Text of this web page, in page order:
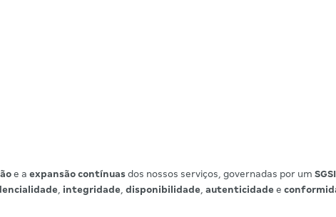
e a expansão contínuas dos nossos serviços, governadas por um
, integridade, disponibilidade, autenticidade e